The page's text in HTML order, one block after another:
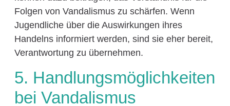
Folgen von Vandalismus zu schärfen. Wenn
Jugendliche über die Auswirkungen ihres
Handelns informiert werden, sind sie eher bereit,
Verantwortung zu übernehmen.
5. Handlungsmöglichkeiten
bei Vandalismus